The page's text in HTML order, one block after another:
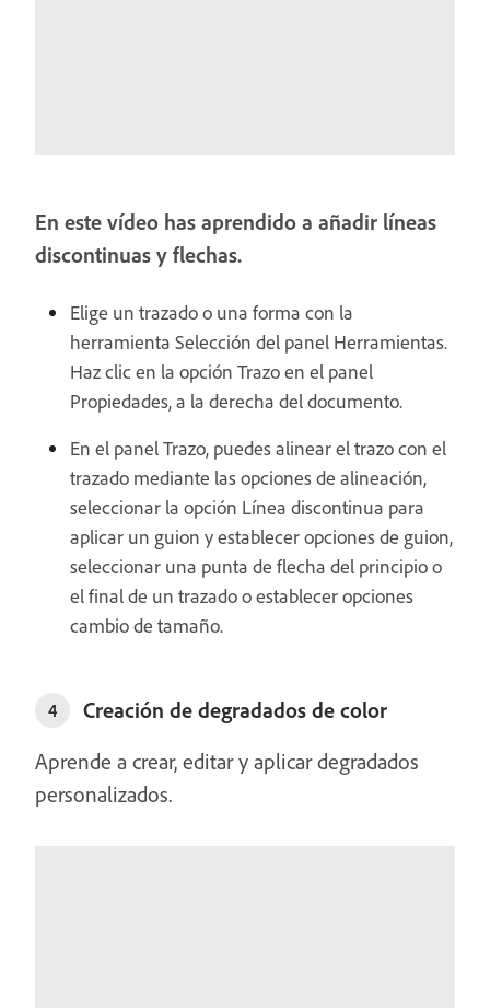
En este vídeo has aprendido a añadir líneas
discontinuas y flechas.
Elige un trazado o una forma con la
herramienta Selección del panel Herramientas.
Haz clic en la opción Trazo en el panel
Propiedades, a la derecha del documento.
En el panel Trazo, puedes alinear el trazo con el
trazado mediante las opciones de alineación,
seleccionar la opción Línea discontinua para
aplicar un guion y establecer opciones de guion,
seleccionar una punta de flecha del principio o
el final de un trazado o establecer opciones
cambio de tamaño.
4
Creación de degradados de color
Aprende a crear, editar y aplicar degradados
personalizados.